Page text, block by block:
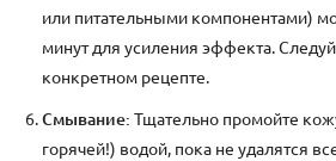
или питательными компонентами)
минут для усиления эффекта.
конкретном рецепте.
Смывание: Тщательно промойте
горячей!) водой, пока не удалятся